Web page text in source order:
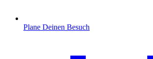
Plane Deinen Besuch